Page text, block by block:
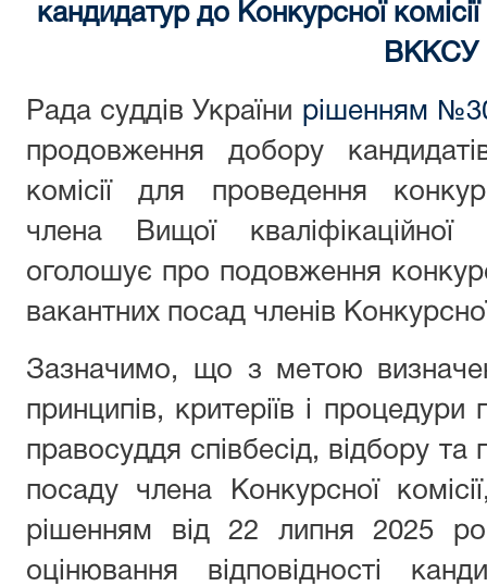
кандидатур до Конкурсної
ВККСУ
Рада суддів України рішенням
продовження добору
комісії для проведення
члена Вищої кваліфікаційної
оголошує про подовження
вакантних посад членів
Зазначимо, що з метою
принципів, критеріїв і
правосуддя співбесід, відбору та
посаду члена Конкурсної
рішенням від 22 липня 2025
оцінювання відповідності